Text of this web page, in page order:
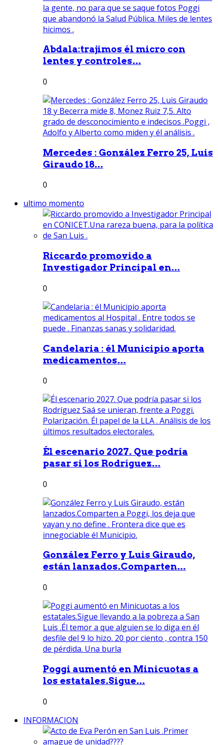
Abdala:trajimos él micro con
lentes y controles...
0
Mercedes : González Ferro 25, Luis
Giraudo 18...
0
ultimo momento
Riccardo promovido a
Investigador Principal en...
0
Candelaria : él Municipio aporta
medicamentos...
0
Él escenario 2027. Que podría
pasar si los Rodríguez...
0
González Ferro y Luis Giraudo,
están lanzados.Comparten...
0
Poggi aumentó en Minicuotas a
los estatales.Sigue...
0
INFORMACION